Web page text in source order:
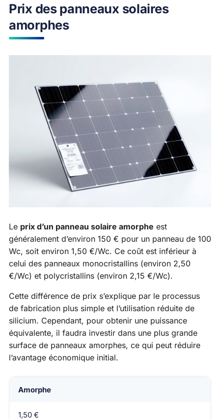
Prix des panneaux solaires
amorphes
Le prix d’un panneau solaire amorphe est
généralement d’environ 150 € pour un panneau de 100
Wc, soit environ 1,50 €/Wc. Ce coût est inférieur à
celui des panneaux monocristallins (environ 2,50
€/Wc) et polycristallins (environ 2,15 €/Wc).
Cette différence de prix s’explique par le processus
de fabrication plus simple et l’utilisation réduite de
silicium. Cependant, pour obtenir une puissance
équivalente, il faudra investir dans une plus grande
surface de panneaux amorphes, ce qui peut réduire
l’avantage économique initial.
Technologie
Prix par Watt (€/W)
Amorphe
1,50 €